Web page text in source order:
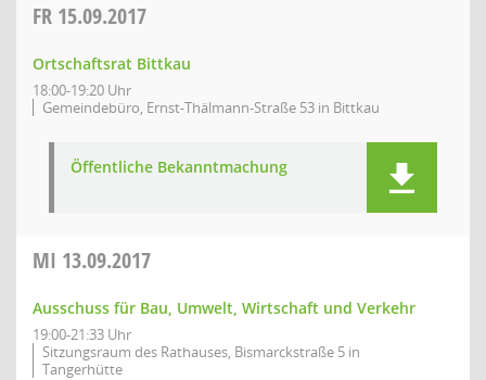
FR 15.09.2017
Ortschaftsrat Bittkau
18:00-19:20 Uhr
Gemeindebüro, Ernst-Thälmann-Straße 53 in Bittkau
Öffentliche Bekanntmachung
MI 13.09.2017
Ausschuss für Bau, Umwelt, Wirtschaft und Verkehr
19:00-21:33 Uhr
Sitzungsraum des Rathauses, Bismarckstraße 5 in
Tangerhütte